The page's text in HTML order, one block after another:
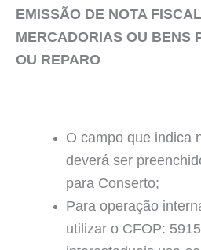
EMISSÃO DE NOTA
MERCADORIAS OU BENS
OU REPARO
O campo que indica
deverá ser
para Conserto;
Para operação
utilizar o CFOP: